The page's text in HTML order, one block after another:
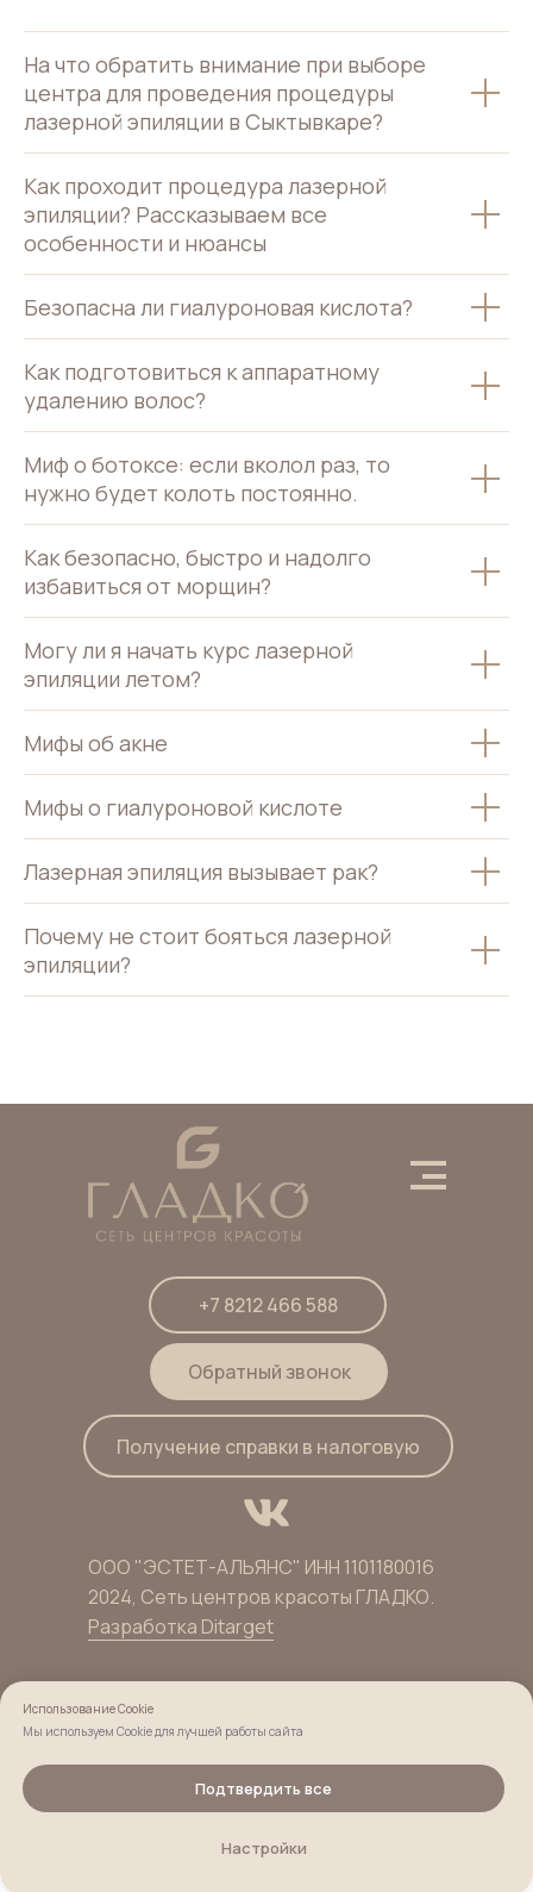
На что обратить внимание при выборе
центра для проведения процедуры
лазерной эпиляции в Сыктывкаре?
Как проходит процедура лазерной
эпиляции? Рассказываем все
особенности и нюансы
Безопасна ли гиалуроновая кислота?
Как подготовиться к аппаратному
удалению волос?
Миф о ботоксе: если вколол раз, то
нужно будет колоть постоянно.
Как безопасно, быстро и надолго
избавиться от морщин?
Могу ли я начать курс лазерной
эпиляции летом?
Мифы об акне
Мифы о гиалуроновой кислоте
Лазерная эпиляция вызывает рак?
Почему не стоит бояться лазерной
эпиляции?
Обратный звонок
+7 8212 466 588
Получение справки в налоговую
Процедуры
для
Согласие на обработку персональных данных
ООО "ЭСТЕТ-АЛЬЯНС" ИНН 1101180016
2024, Сеть центров красоты ГЛАДКО.
Разработка Ditarget
Использование Cookie
Мы используем Cookie для лучшей работы сайта
Подтвердить все
Настройки